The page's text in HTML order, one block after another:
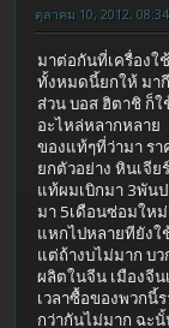
ตุลาคม 10, 2012,
มาต่อกันที่เครื่องใ
ทั้งหมดนี้ยกให้ มา
ส่วน บอส ฮิตาชิ ก็
อะไหล่หลากหลาย
ของแท้ๆที่ว่ามา ร
ยกตัวอย่าง หินเจีย
แท้ผมเบิกมา 3พัน
มา 5เดือนซ่อมให
แหกไปหลายทียังใ
แต่ถ้างบไม่มาก บ
ผลิตในจีน เมืองจี
เวลาซื้อของพวกนี้
กว่ากันไม่มาก ฉะ